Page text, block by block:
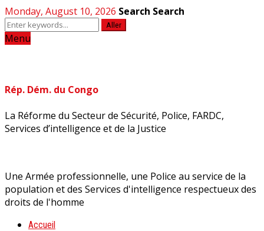
Monday, August 10, 2026 Search Search
Aller
Menu
Rép. Dém. du Congo
La Réforme du Secteur de Sécurité, Police, FARDC,
Services d’intelligence et de la Justice
Une Armée professionnelle, une Police au service de la
population et des Services d'intelligence respectueux des
droits de l'homme
Accueil